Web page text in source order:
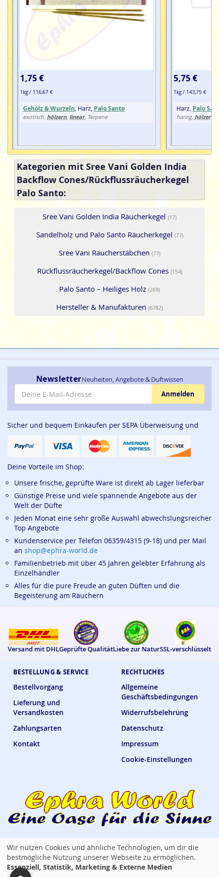
werden, sonst funktioniert es nicht mehr richtig!
1,75 €
1kg / 116,67 €
Gehölz & Wurzeln , Harz, Palo Santo
exotisch, hölzern, linear, Terpene
5,75 €
1kg / 143,75 €
Harz, Palo
harzig, hölzern
Kategorien mit Sree Vani Golden India
Backflow Cones/Rückflussräucherkegel
Palo Santo:
Sree Vani Golden India Räucherkegel (17)
Sandelholz und Palo Santo Räucherkegel (77)
Sree Vani Räucherstäbchen (77)
Rückflussräucherkegel/Backflow Cones (154)
Palo Santo – Heiliges Holz (269)
Hersteller & Manufakturen (6782)
BESTELLUNG & SERVICE
Bestellvorgang
Lieferung und
Versandkosten
Zahlungsarten
Kontakt
RECHTLICHES
Allgemeine
Geschäftsbedingungen
Widerrufsbelehrung
Datenschutz
Impressum
Cookie-Einstellungen
NewsletterNeuheiten, Angebote & Duftwissen
E-Mail-Adresse
Anmelden
Sicher und bequem Einkaufen per SEPA Überweisung und
Deine Vorteile im Shop:
Unsere frische, geprüfte Ware ist direkt ab Lager lieferbar
Günstige Preise und viele spannende Angebote aus der
Welt der Düfte
Jeden Monat eine sehr große Auswahl abwechslungsreicher
Top Angebote
Kundenservice per Telefon 06359/4315 (9-18) und per Mail
an shop@ephra-world.de
Familienbetrieb mit über 45 Jahren gelebter Erfahrung als
Einzelhändler
Alles für die pure Freude an guten Düften und die
Begeisterung am Räuchern
Versand mit DHLGeprüfte QualitätLiebe zur NaturSSL-verschlüsselt
Ephra World Shop —verbindet · versorgt · verwöhnt
Copyright © 2014 - 2026 Ephra World. Alle Rechte vorbehalten. / All rights
Wir nutzen Cookies und ähnliche Technologien, um dir die
bestmögliche Nutzung unserer Webseite zu ermöglichen.
Essenziell, Statistik, Marketing & Externe Medien